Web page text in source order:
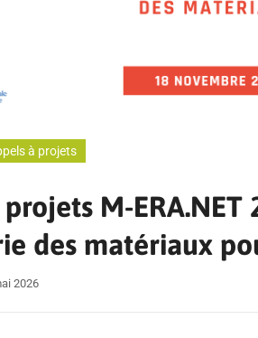
à projets
M-ERA.NET
des matériaux
2026